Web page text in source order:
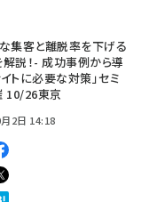
集客と離脱率を下げる
説！- 成功事例から導
トに必要な対策」セミ
10/26東京
2日 14:18